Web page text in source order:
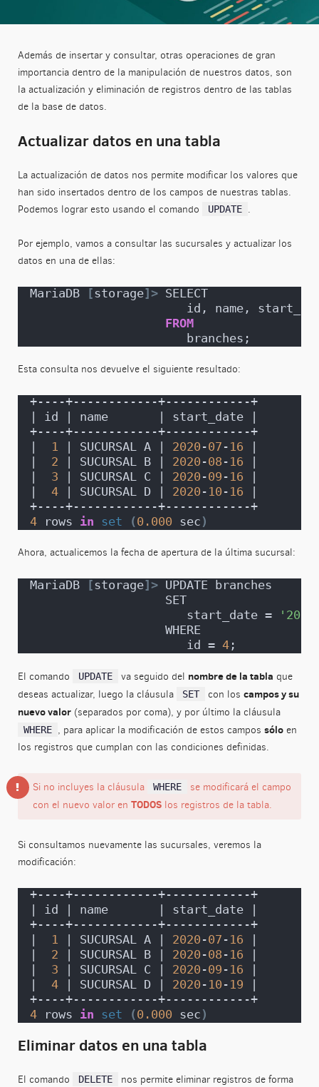
Además de insertar y consultar, otras operaciones de gran
importancia dentro de la manipulación de nuestros datos, son
la actualización y eliminación de registros dentro de las tablas
de la base de datos.
Actualizar datos en una tabla
La actualización de datos nos permite modificar los valores que
han sido insertados dentro de los campos de nuestras tablas.
Podemos lograr esto usando el comando
UPDATE .
Por ejemplo, vamos a consultar las sucursales y actualizar los
datos en una de ellas:
MariaDB [storage]> SELECT
id, name,
FROM
                      branches;
Esta consulta nos devuelve el siguiente resultado:
+----+------------+------------+
| id | name       | start_date |
+----+------------+------------+
|
1 | SUCURSAL A | 2020 -07 - 16 |
| 2 | SUCURSAL B | 2020 -08 - 16 |
| 3 | SUCURSAL C | 2020 -09 - 16 |
| 4 | SUCURSAL D | 2020 - 10 - 16 |
+----+------------+------------+
4 rows in set (0.000 sec )
Ahora, actualicemos la fecha de apertura de la última sucursal:
MariaDB [storage]> UPDATE branches
                   SET
                      start_date =
                   WHERE
                      id =
4;
El comando UPDATE va seguido del nombre de la tabla que
deseas actualizar, luego la cláusula
SET con los campos y su
nuevo valor(separados por coma), y por último la cláusula
WHERE , para aplicar la modificación de estos campos sóloen
los registros que cumplan con las condiciones definidas.
Si no incluyes la cláusula WHERE
se modificará el campo
con el nuevo valor enTODOS los registros de la tabla.
Si consultamos nuevamente las sucursales, veremos la
modificación:
+----+------------+------------+
| id | name       | start_date |
+----+------------+------------+
|
1 | SUCURSAL A | 2020 -07 - 16 |
| 2 | SUCURSAL B | 2020 -08 - 16 |
| 3 | SUCURSAL C | 2020 -09 - 16 |
| 4 | SUCURSAL D | 2020 - 10 - 19 |
+----+------------+------------+
4 rows in set (0.000 sec )
Eliminar datos en una tabla
El comando DELETE
nos permite eliminar registros de forma